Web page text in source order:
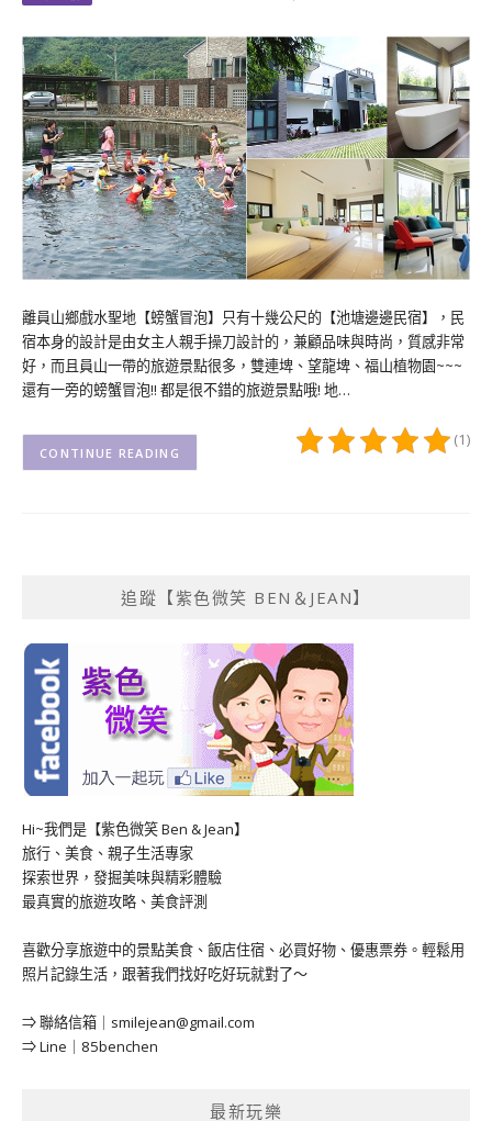
離員山鄉戲水聖地【螃蟹冒泡】只有十幾公尺的【池塘邊邊民宿】，民
宿本身的設計是由女主人親手操刀設計的，兼顧品味與時尚，質感非常
好，而且員山一帶的旅遊景點很多，雙連埤、望龍埤、福山植物園~~~
還有一旁的螃蟹冒泡!! 都是很不錯的旅遊景點哦! 地…
(1)
CONTINUE READING
追蹤【紫色微笑 BEN＆JEAN】
Hi~我們是【紫色微笑 Ben & Jean】
旅行、美食、親子生活專家
探索世界，發掘美味與精彩體驗
最真實的旅遊攻略、美食評測
喜歡分享旅遊中的景點美食、飯店住宿、必買好物、優惠票券。輕鬆用
照片記錄生活，跟著我們找好吃好玩就對了～
⇒ 聯絡信箱｜ smilejean@gmail.com
⇒ Line｜85benchen
最新玩樂